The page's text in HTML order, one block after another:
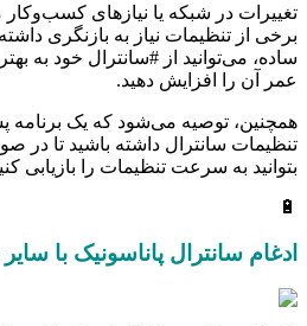
تغییرات در شبکه یا نیازهای
برخی از تنظیمات نیاز به بازنگری
ساده، می‌توانید از #سانترال خود به
عمر آن را افزایش دهید.
همچنین، توصیه می‌شود که یک برنامه
تنظیمات سانترال داشته باشید تا در
بتوانید به سرعت تنظیمات را بازیابی
🔋
ادغام سانترال پاناسونیک با